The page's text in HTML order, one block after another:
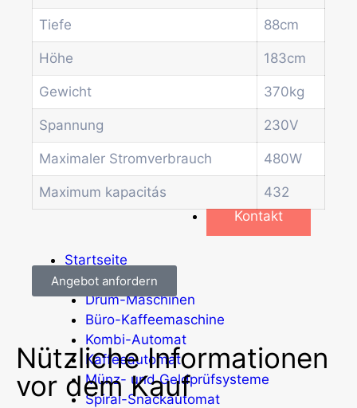
Spiral-Snackautomat
Weitere Automaten
Dienstleistungen
Blog
Neuigkeiten
Informationen
Kontakt
Startseite
Produkte
Drum-Maschinen
Büro-Kaffeemaschine
Kombi-Automat
Kaffeeautomat
Münz- und Geldprüfsysteme
Spiral-Snackautomat
Tiefe 88cm
Höhe 183cm
Gewicht 370kg
Spannung 230V
Maximaler Stromverbrauch 480W
Maximum kapacitás 432
Angebot anfordern
Nützliche Informationen
vor dem Kauf